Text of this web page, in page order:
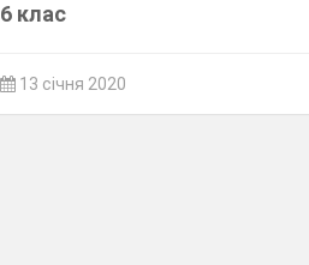
6 клас
13 січня 2020